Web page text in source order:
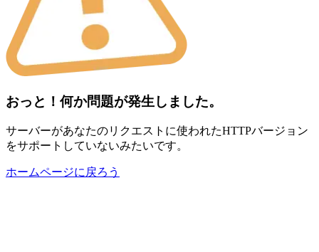
おっと！何か問題が発生しました。
サーバーがあなたのリクエストに使われたHTTPバージョン
をサポートしていないみたいです。
ホームページに戻ろう